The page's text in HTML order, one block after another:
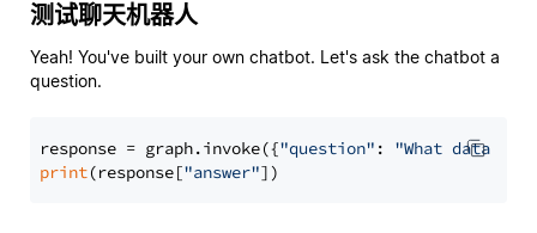
测试聊天机器人
Yeah! You've built your own chatbot. Let's ask the chatbot a
question.
response = graph.invoke({"question" : "What data
print(response["answer"